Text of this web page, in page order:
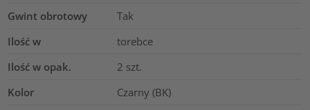
Gwint obrotowy
Tak
Ilość w
torebce
Ilość w opak.
2 szt.
Kolor
Czarny (BK)